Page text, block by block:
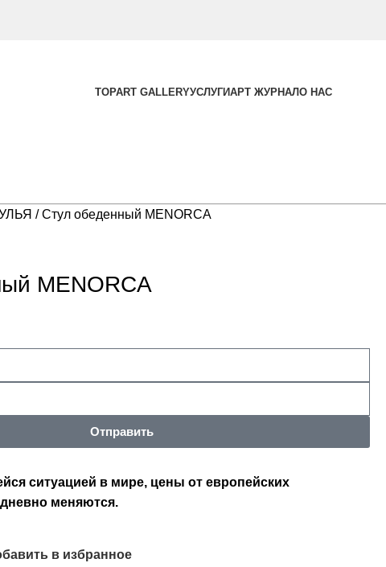
TOPART GALLERYУСЛУГИАРТ ЖУРНАЛО НАС
Стул обеденный MENORCA
MENORCA
Отправить
ситуацией в мире, цены от европейских
меняются.
в избранное